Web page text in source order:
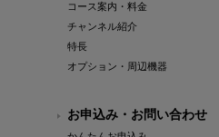
コース案内・料金
チャンネル紹介
特長
オプション・周辺機器
お申込み・お問い合わせ